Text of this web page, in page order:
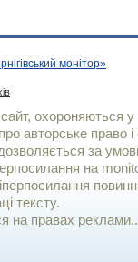
монітор»
охороняються у
авторське право і
за
на
тексту.
на правах реклами..